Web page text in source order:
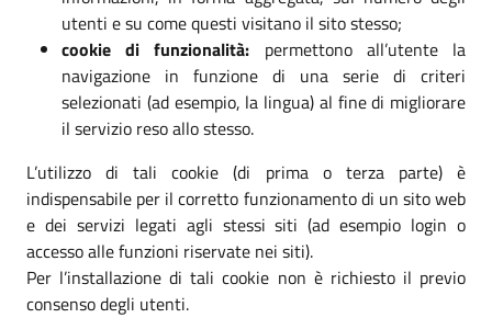
utenti e su come questi visitano il sito stesso;
cookie di funzionalità: permettono all’utente la
navigazione in funzione di una serie di criteri
selezionati (ad esempio, la lingua) al fine di migliorare
il servizio reso allo stesso.
L’utilizzo di tali cookie (di prima o terza parte) è
indispensabile per il corretto funzionamento di un sito web
e dei servizi legati agli stessi siti (ad esempio login o
accesso alle funzioni riservate nei siti).
Per l’installazione di tali cookie non è richiesto il previo
consenso degli utenti.